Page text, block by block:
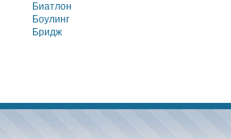
Биатлон
Боулинг
Бридж